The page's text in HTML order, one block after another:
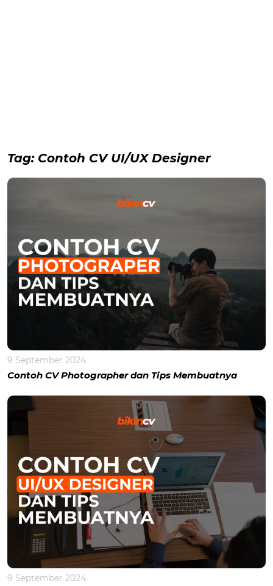
Tag: Contoh CV UI/UX Designer
9 September 2024
Contoh CV Photographer dan Tips Membuatnya
9 September 2024